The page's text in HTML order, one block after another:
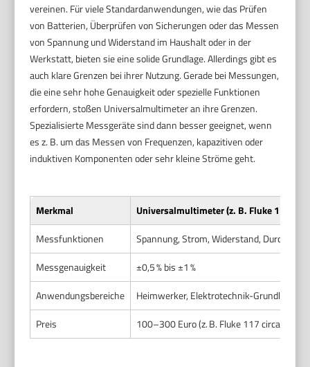
vereinen. Für viele Standardanwendungen, wie das Prüfen
von Batterien, Überprüfen von Sicherungen oder das Messen
von Spannung und Widerstand im Haushalt oder in der
Werkstatt, bieten sie eine solide Grundlage. Allerdings gibt es
auch klare Grenzen bei ihrer Nutzung. Gerade bei Messungen,
die eine sehr hohe Genauigkeit oder spezielle Funktionen
erfordern, stoßen Universalmultimeter an ihre Grenzen.
Spezialisierte Messgeräte sind dann besser geeignet, wenn
es z. B. um das Messen von Frequenzen, kapazitiven oder
induktiven Komponenten oder sehr kleine Ströme geht.
Merkmal
Universalmultimeter (z. B. Fluke 117)
Messfunktionen
Spannung, Strom, Widerstand,
Messgenauigkeit
±0,5 % bis ±1 %
Anwendungsbereiche
Heimwerker, Elektrotechnik-Grundlagen,
Preis
100–300 Euro (z. B. Fluke 117 circa 230